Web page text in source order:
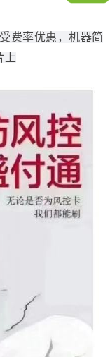
费率优惠，机器简
上